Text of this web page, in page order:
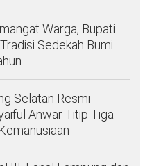
Warga, Bupati
Sedekah Bumi
Selatan Resmi
Anwar Titip Tiga